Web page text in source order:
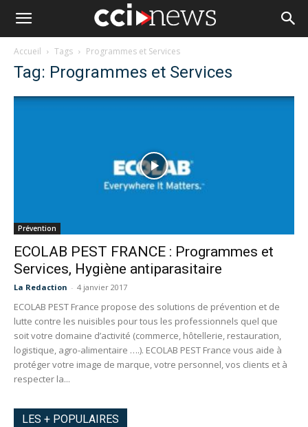
Accueil Tags Programmes et Services
Tag: Programmes et Services
Prévention
ECOLAB PEST FRANCE : Programmes et
Services, Hygiène antiparasitaire
La Redaction - 4 janvier 2017
ECOLAB PEST France propose des solutions de prévention et de
lutte contre les nuisibles pour tous les professionnels quel que
soit votre domaine d’activité (commerce, hôtellerie, restauration,
logistique, agro-alimentaire ….). ECOLAB PEST France vous aide à
protéger votre image de marque, votre personnel, vos clients et à
respecter la...
LES + POPULAIRES